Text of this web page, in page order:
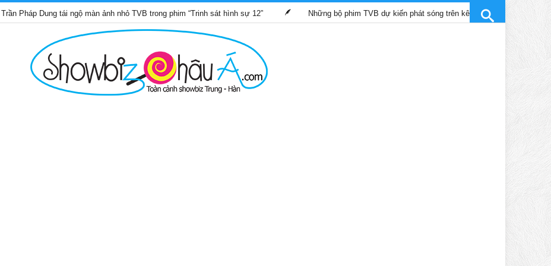
Dung tái ngộ màn ảnh nhỏ TVB trong phim “Trinh sát hình sự 12” Những bộ phim TVB dự kiến phát sóng trên kênh SCTV9 tháng 4/2025